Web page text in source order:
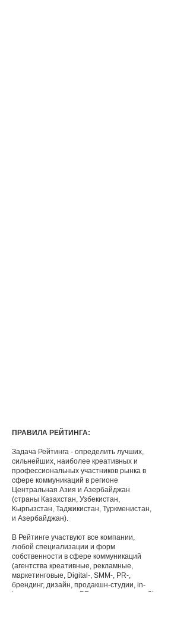
ПРАВИЛА РЕЙТИНГА:
Задача Рейтинга - определить лучших,
сильнейших, наиболее креативных и
профессиональных участников рынка в
сфере коммуникаций в регионе
Центральная Азия и Азербайджан
(страны Казахстан, Узбекистан,
Кыргызстан, Таджикистан, Туркменистан,
и Азербайджан).
В Рейтинге участвуют все компании,
любой специализации и форм
собственности в сфере коммуникаций
(агентства креативные, рекламные,
маркетинговые, Digital-, SMM-, PR-,
брендинг, дизайн, продакшн-студии, in-
house рекламные и PR-отделы компаний).